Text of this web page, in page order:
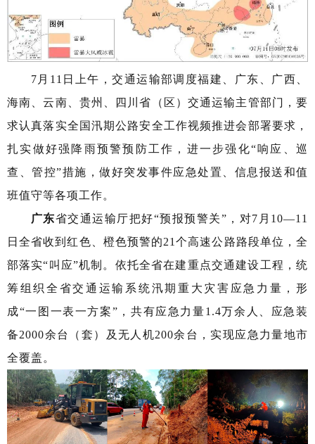
7月11日上午，交通运输部调度福建、广东、广西、
海南、云南、贵州、四川省（区）交通运输主管部门，要
求认真落实全国汛期公路安全工作视频推进会部署要求，
扎实做好强降雨预警预防工作，进一步强化“响应、巡
查、管控”措施，做好突发事件应急处置、信息报送和值
班值守等各项工作。
广东省交通运输厅把好“预报预警关”，对7月10—11
日全省收到红色、橙色预警的21个高速公路路段单位，全
部落实“叫应”机制。依托全省在建重点交通建设工程，统
筹组织全省交通运输系统汛期重大灾害应急力量，形
成“一图一表一方案”，共有应急力量1.4万余人、应急装
备2000余台（套）及无人机200余台，实现应急力量地市
全覆盖。